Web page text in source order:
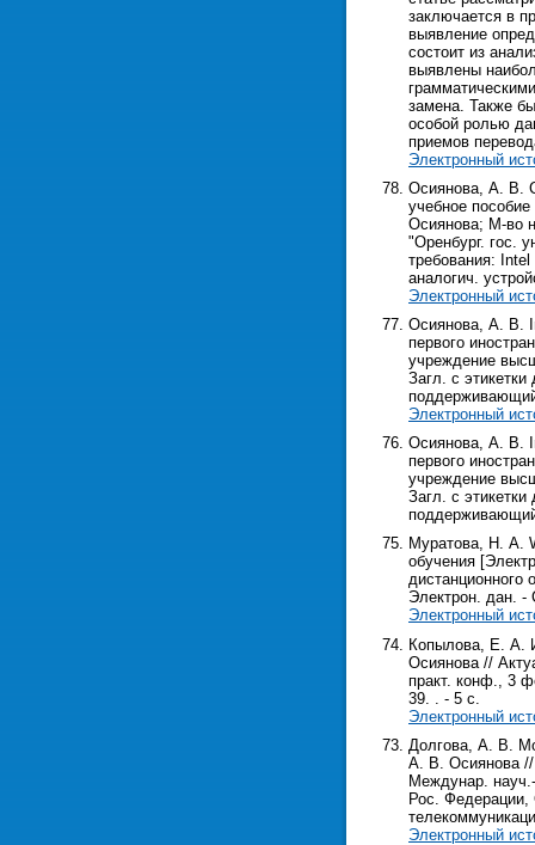
заключается в
выявление
состоит из
выявлены
замена. Также
особой ролью
приемов
Электронный
Осиянова, А. В.
учебное
Осиянова; М-во
"Оренбург. гос.
требования:
аналогич.
Электронный
Осиянова, А. В.
первого
учреждение
Загл. с
Электронный
Осиянова, А. В.
первого
учреждение
Загл. с
Муратова, Н. А.
обучения
Электрон. дан.
Электронный
Копылова, Е. А.
Осиянова //
практ. конф., 3
39. . - 5 с.
Электронный
Долгова, А. В.
А. В. Осиянова //
Междунар.
Рос. Федерации,
Электронный